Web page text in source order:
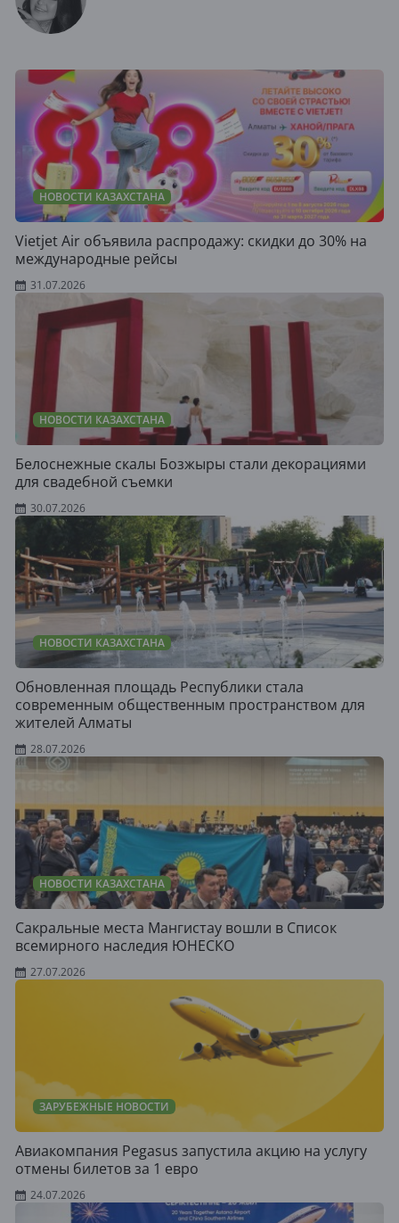
НОВОСТИ КАЗАХСТАНА
Vietjet Air объявила распродажу: скидки до 30% на
международные рейсы
31.07.2026
НОВОСТИ КАЗАХСТАНА
Белоснежные скалы Бозжыры стали декорациями
для свадебной съемки
30.07.2026
НОВОСТИ КАЗАХСТАНА
Обновленная площадь Республики стала
современным общественным пространством для
жителей Алматы
28.07.2026
НОВОСТИ КАЗАХСТАНА
Сакральные места Мангистау вошли в Список
всемирного наследия ЮНЕСКО
27.07.2026
ЗАРУБЕЖНЫЕ НОВОСТИ
Авиакомпания Pegasus запустила акцию на услугу
отмены билетов за 1 евро
24.07.2026